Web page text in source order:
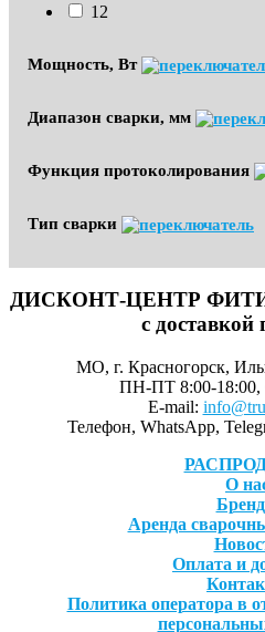
12
Мощность, Вт
Диапазон сварки, мм
Функция протоколирования
Тип сварки
ДИСКОНТ-ЦЕНТР
с доставкой
МО, г. Красногорск,
ПН-ПТ 8:00-18:00,
E-mail:
Телефон, WhatsApp,
О
Аренда
Оплата и
Политика оператора в